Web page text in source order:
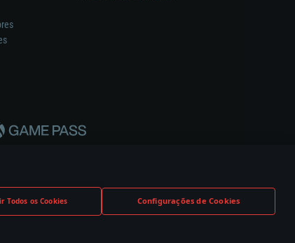
Todos os Cookies Configurações de Cookies